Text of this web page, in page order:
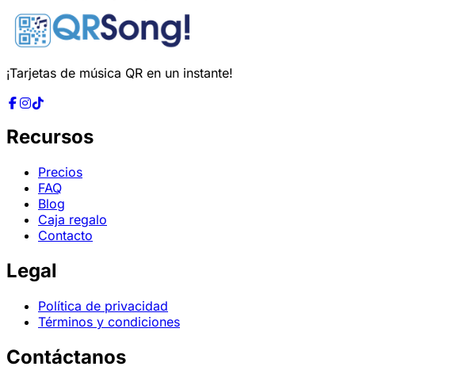
¡Tarjetas de música QR en un instante!
Recursos
Precios
FAQ
Blog
Caja regalo
Contacto
Legal
Política de privacidad
Términos y condiciones
Contáctanos